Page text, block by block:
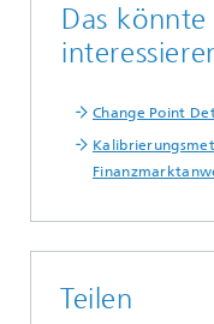
Das könnte
Change Point
Teilen